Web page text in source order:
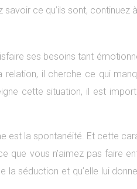
ce qu’ils sont, continuez
ses besoins tant
il cherche ce qui
cette situation, il est
la spontanéité. Et cette
vous n’aimez pas faire
séduction et qu’elle lui